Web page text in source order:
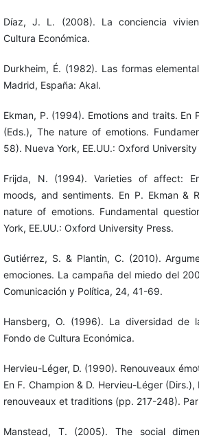
Díaz, J. L. (2008). La conciencia
Cultura Económica.
Durkheim, É. (1982). Las formas
Madrid, España: Akal.
Ekman, P. (1994). Emotions and traits. En
(Eds.), The nature of emotions.
58). Nueva York, EE.UU.: Oxford University
Frijda, N. (1994). Varieties of affect:
moods, and sentiments. En P. Ekman &
nature of emotions. Fundamental
York, EE.UU.: Oxford University Press.
Gutiérrez, S. & Plantin, C. (2010).
emociones. La campaña del miedo del
Comunicación y Política, 24, 41-69.
Hansberg, O. (1996). La diversidad de
Fondo de Cultura Económica.
Hervieu-Léger, D. (1990). Renouveaux
En F. Champion & D. Hervieu-Léger (Dirs.),
renouveaux et traditions (pp. 217-248).
Manstead, T. (2005). The social